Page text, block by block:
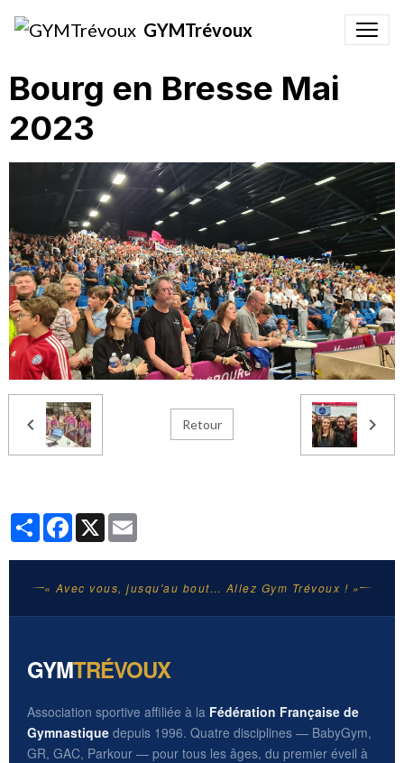
GYMTrévoux
Bourg en Bresse Mai
2023
Retour
PartagerFacebook
X
« Avec vous, jusqu'au bout… Allez Gym Trévoux ! »
GYMTRÉVOUX
Association sportive affiliée à la Fédération Française de
Gymnastique depuis 1996. Quatre disciplines — BabyGym,
GR, GAC, Parkour — pour tous les âges, du premier éveil à